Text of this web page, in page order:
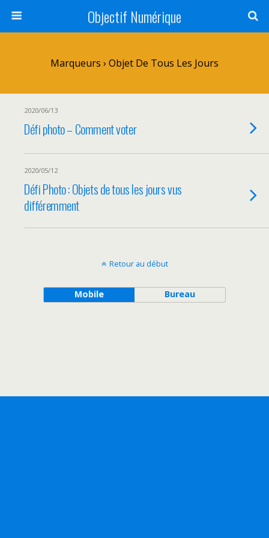
Objectif Numérique
Marqueurs › Objet De Tous Les Jours
2020/06/13
Défi photo – Comment voter
2020/05/12
Défi Photo : Objets de tous les jours vus
différemment
Retour au début
Mobile Bureau